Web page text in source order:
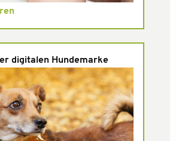
digitalen Hundemarke